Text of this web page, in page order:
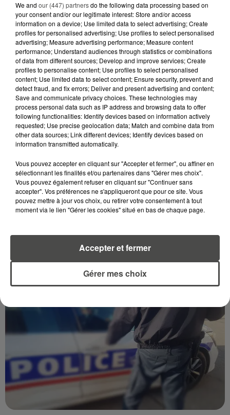
26 février 2025
ALERTE AUX GRANDES MARÉES CE WEEK-END
Les grandes marées font leur retour sur la côte dès
ce vendredi 28 février et jusqu’au lundi 3 mars, avec
des coefficients atteignant 111. Si ce phénomène...
26 février 2025
DES RADARS INCENDIÉS DANS LA NUIT, LES
Dans la nuit du mardi 25 au mercredi 26 février, trois
radars ont été incendiés en Ille-et-Vilaine,
confirmant une tendance inquiétante qui persiste
We and our (447) partnersdo the following data processing based on
your consent and/or our legitimate interest: Store and/or access
information on a device; Use limited data to select advertising; Create
profiles for personalised advertising; Use profiles to select personalised
advertising; Measure advertising performance; Measure content
performance; Understand audiences through statistics or combinations
of data from different sources; Develop and improve services; Create
profiles to personalise content; Use profiles to select personalised
content; Use limited data to select content; Ensure security, prevent and
detect fraud, and fix errors; Deliver and present advertising and content;
Save and communicate privacy choices. These technologies may
process personal data such as IP address and browsing data to offer
following functionalities: Identify devices based on information actively
requested; Use precise geolocation data; Match and combine data from
other data sources; Link different devices; Identify devices based on
information transmitted automatically.
Vous pouvez accepter en cliquant sur "Accepter et fermer", ou affiner en
sélectionnant les finalités et/ou partenaires dans "Gérer mes choix".
Vous pouvez également refuser en cliquant sur "Continuer sans
accepter". Vos préférences ne s'appliqueront que pour ce site. Vous
pouvez mettre à jour vos choix, ou retirer votre consentement à tout
moment via le lien "Gérer les cookies" situé en bas de chaque page.
Gérer mes choix
Accepter et fermer